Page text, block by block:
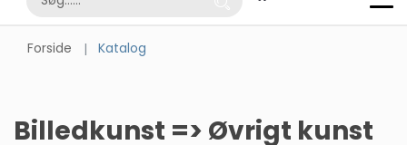
Forside Katalog
Billedkunst => Øvrigt kunst